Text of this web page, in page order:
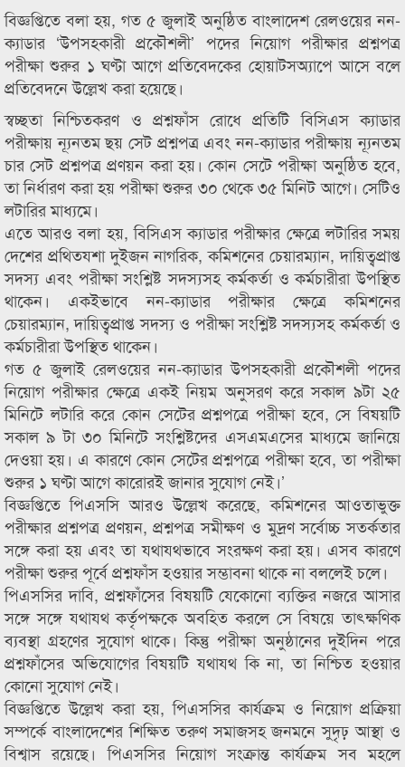
বিজ্ঞপ্তিতে বলা হয়, গত ৫ জুলাই অনুষ্ঠিত বাংলাদেশ রেলওয়ের নন-
ক্যাডার ‘উপসহকারী প্রকৌশলী’ পদের নিয়োগ পরীক্ষার প্রশ্নপত্র
পরীক্ষা শুরুর ১ ঘণ্টা আগে প্রতিবেদকের হোয়াটসঅ্যাপে আসে বলে
প্রতিবেদনে উল্লেখ করা হয়েছে।
স্বচ্ছতা নিশ্চিতকরণ ও প্রশ্নফাঁস রোধে প্রতিটি বিসিএস ক্যাডার
পরীক্ষায় ন্যূনতম ছয় সেট প্রশ্নপত্র এবং নন-ক্যাডার পরীক্ষায় ন্যূনতম
চার সেট প্রশ্নপত্র প্রণয়ন করা হয়। কোন সেটে পরীক্ষা অনুষ্ঠিত হবে,
তা নির্ধারণ করা হয় পরীক্ষা শুরুর ৩০ থেকে ৩৫ মিনিট আগে। সেটিও
লটারির মাধ্যমে।
এতে আরও বলা হয়, বিসিএস ক্যাডার পরীক্ষার ক্ষেত্রে লটারির সময়
দেশের প্রথিতযশা দুইজন নাগরিক, কমিশনের চেয়ারম্যান, দায়িত্বপ্রাপ্ত
সদস্য এবং পরীক্ষা সংশ্লিষ্ট সদস্যসহ কর্মকর্তা ও কর্মচারীরা উপস্থিত
থাকেন। একইভাবে নন-ক্যাডার পরীক্ষার ক্ষেত্রে কমিশনের
চেয়ারম্যান, দায়িত্বপ্রাপ্ত সদস্য ও পরীক্ষা সংশ্লিষ্ট সদস্যসহ কর্মকর্তা ও
কর্মচারীরা উপস্থিত থাকেন।
গত ৫ জুলাই রেলওয়ের নন-ক্যাডার উপসহকারী প্রকৌশলী পদের
নিয়োগ পরীক্ষার ক্ষেত্রে একই নিয়ম অনুসরণ করে সকাল ৯টা ২৫
মিনিটে লটারি করে কোন সেটের প্রশ্নপত্রে পরীক্ষা হবে, সে বিষয়টি
সকাল ৯ টা ৩০ মিনিটে সংশ্লিষ্টদের এসএমএসের মাধ্যমে জানিয়ে
দেওয়া হয়। এ কারণে কোন সেটের প্রশ্নপত্রে পরীক্ষা হবে, তা পরীক্ষা
শুরুর ১ ঘণ্টা আগে কারোরই জানার সুযোগ নেই।’
বিজ্ঞপ্তিতে পিএসসি আরও উল্লেখ করেছে, কমিশনের আওতাভুক্ত
পরীক্ষার প্রশ্নপত্র প্রণয়ন, প্রশ্নপত্র সমীক্ষণ ও মুদ্রণ সর্বোচ্চ সতর্কতার
সঙ্গে করা হয় এবং তা যথাযথভাবে সংরক্ষণ করা হয়। এসব কারণে
পরীক্ষা শুরুর পূর্বে প্রশ্নফাঁস হওয়ার সম্ভাবনা থাকে না বললেই চলে।
পিএসসির দাবি, প্রশ্নফাঁসের বিষয়টি যেকোনো ব্যক্তির নজরে আসার
সঙ্গে সঙ্গে যথাযথ কর্তৃপক্ষকে অবহিত করলে সে বিষয়ে তাৎক্ষণিক
ব্যবস্থা গ্রহণের সুযোগ থাকে। কিন্তু পরীক্ষা অনুষ্ঠানের দুইদিন পরে
প্রশ্নফাঁসের অভিযোগের বিষয়টি যথাযথ কি না, তা নিশ্চিত হওয়ার
কোনো সুযোগ নেই।
বিজ্ঞপ্তিতে উল্লেখ করা হয়, পিএসসির কার্যক্রম ও নিয়োগ প্রক্রিয়া
সম্পর্কে বাংলাদেশের শিক্ষিত তরুণ সমাজসহ জনমনে সুদৃঢ় আস্থা ও
বিশ্বাস রয়েছে। পিএসসির নিয়োগ সংক্রান্ত কার্যক্রম সব মহলে